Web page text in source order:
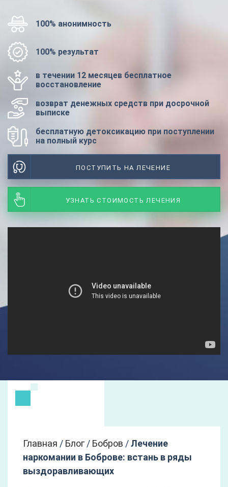
100% анонимность
100% результат
в течении 12 месяцев бесплатное
восстановление
возврат денежных средств при досрочной
выписке
бесплатную детоксикацию при поступлении
на полный курс
ПОСТУПИТЬ НА ЛЕЧЕНИЕ
УЗНАТЬ СТОИМОСТЬ ЛЕЧЕНИЯ
Главная / Блог / Бобров /Лечение
наркомании в Боброве: встань в ряды
выздоравливающих